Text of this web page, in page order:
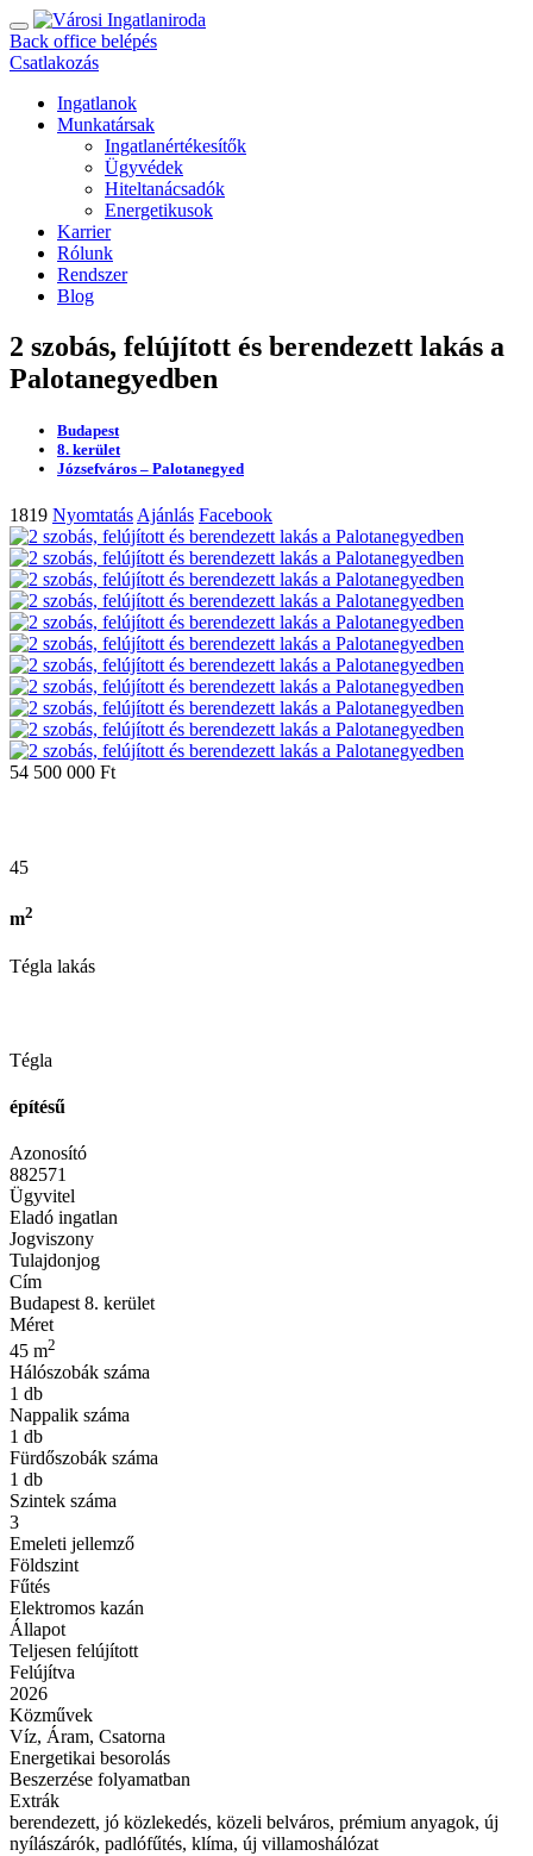
Back office belépés
Csatlakozás
Ingatlanok
Munkatársak
Ingatlanértékesítők
Ügyvédek
Hiteltanácsadók
Energetikusok
Karrier
Rólunk
Rendszer
Blog
2 szobás, felújított és berendezett lakás a
Palotanegyedben
Budapest
8. kerület
Józsefváros – Palotanegyed
1819 Nyomtatás Ajánlás Facebook
54 500 000 Ft
45
m2
Tégla lakás
Tégla
építésű
Azonosító
882571
Ügyvitel
Eladó ingatlan
Jogviszony
Tulajdonjog
Cím
Budapest 8. kerület
Méret
45 m2
Hálószobák száma
1 db
Nappalik száma
1 db
Fürdőszobák száma
1 db
Szintek száma
3
Emeleti jellemző
Földszint
Fűtés
Elektromos kazán
Állapot
Teljesen felújított
Felújítva
2026
Közművek
Víz, Áram, Csatorna
Energetikai besorolás
Beszerzése folyamatban
Extrák
berendezett, jó közlekedés, közeli belváros, prémium anyagok, új
nyílászárók, padlófűtés, klíma, új villamoshálózat